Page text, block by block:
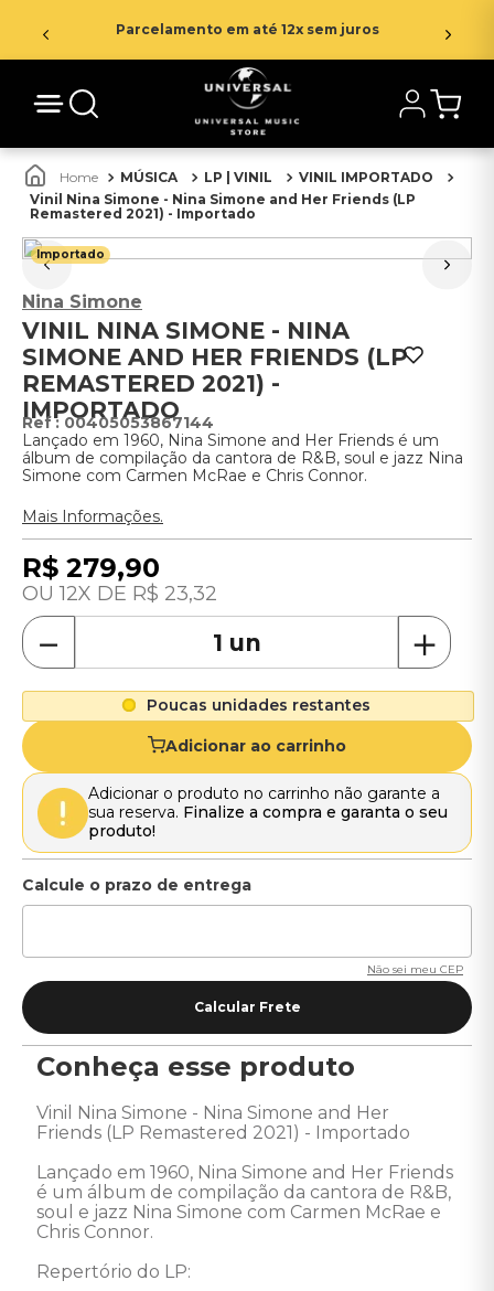
Parcelamento em até 12x sem juros
MÚSICA LP | VINIL
VINIL IMPORTADO
Vinil Nina Simone - Nina Simone and Her Friends (LP
Remastered 2021) - Importado
Importado
Nina Simone
VINIL NINA SIMONE - NINA
SIMONE AND HER FRIENDS (LP
REMASTERED 2021) -
IMPORTADO
: 00405053867144
Lançado em 1960, Nina Simone and Her Friends é um
álbum de compilação da cantora de R&B, soul e jazz Nina
Simone com Carmen McRae e Chris Connor.
Mais Informações.
R$ 279,90
12 R$ 23,32
＋
－
Poucas unidades restantes
Adicionar ao carrinho
Adicionar o produto no carrinho não garante a
sua reserva. Finalize a compra e garanta o seu
produto!
Não sei meu CEP
Conheça esse produto
Vinil Nina Simone - Nina Simone and Her
Friends (LP Remastered 2021) - Importado
Lançado em 1960, Nina Simone and Her Friends
é um álbum de compilação da cantora de R&B,
soul e jazz Nina Simone com Carmen McRae e
Chris Connor.
Repertório do LP: